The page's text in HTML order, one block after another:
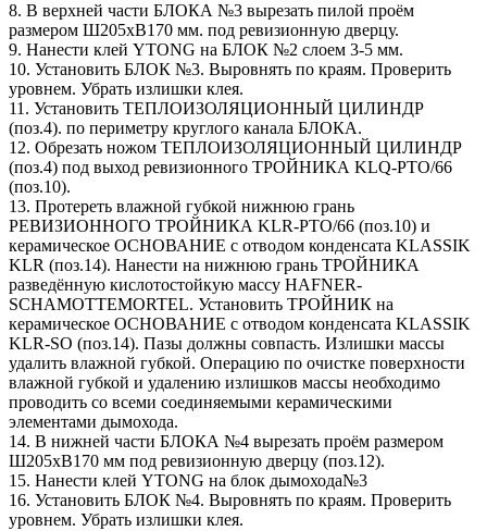
8. В верхней части БЛОКА №3 вырезать пилой проём
размером Ш205хВ170 мм. под ревизионную дверцу.
9. Нанести клей YTONG на БЛОК №2 слоем 3-5 мм.
10. Установить БЛОК №3. Выровнять по краям. Проверить
уровнем. Убрать излишки клея.
11. Установить ТЕПЛОИЗОЛЯЦИОННЫЙ ЦИЛИНДР
(поз.4). по периметру круглого канала БЛОКА.
12. Обрезать ножом ТЕПЛОИЗОЛЯЦИОННЫЙ ЦИЛИНДР
(поз.4) под выход ревизионного ТРОЙНИКА KLQ-PTO/66
(поз.10).
13. Протереть влажной губкой нижнюю грань
РЕВИЗИОННОГО ТРОЙНИКА KLR-PTO/66 (поз.10) и
керамическое ОСНОВАНИЕ с отводом конденсата KLASSIK
KLR (поз.14). Нанести на нижнюю грань ТРОЙНИКА
разведённую кислотостойкую массу HAFNER-
SCHAMOTTEMORTEL. Установить ТРОЙНИК на
керамическое ОСНОВАНИЕ с отводом конденсата KLASSIK
KLR-SO (поз.14). Пазы должны совпасть. Излишки массы
удалить влажной губкой. Операцию по очистке поверхности
влажной губкой и удалению излишков массы необходимо
проводить со всеми соединяемыми керамическими
элементами дымохода.
14. В нижней части БЛОКА №4 вырезать проём размером
Ш205хВ170 мм под ревизионную дверцу (поз.12).
15. Нанести клей YTONG на блок дымохода№3
16. Установить БЛОК №4. Выровнять по краям. Проверить
уровнем. Убрать излишки клея.